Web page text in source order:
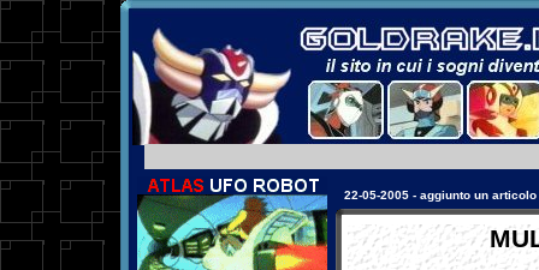
17-08-2003 - aggiunta una